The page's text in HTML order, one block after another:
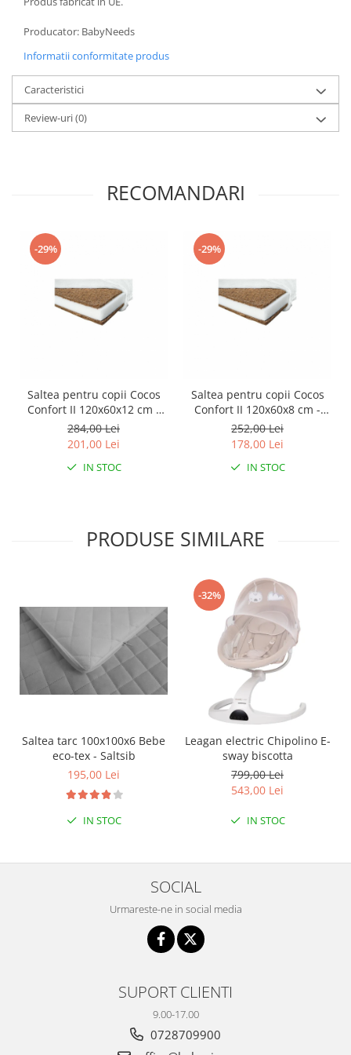
Producator: BabyNeeds
Informatii conformitate produs
Caracteristici
Review-uri(0)
RECOMANDARI
-29%
Saltea pentru copii Cocos
Confort II 120x60x12 cm -
BabyNeeds
284,00 Lei
201,00 Lei
IN STOC
-29%
Saltea pentru copii Cocos
Confort II 120x60x8 cm -
BabyNeeds
252,00 Lei
178,00 Lei
IN STOC
PRODUSE SIMILARE
Saltea tarc 100x100x6 Bebe
eco-tex - Saltsib
195,00 Lei
IN STOC
-32%
Leagan electric Chipolino E-
sway biscotta
799,00 Lei
543,00 Lei
IN STOC
SOCIAL
Urmareste-ne in social media
SUPORT CLIENTI
9.00-17.00
0728709900